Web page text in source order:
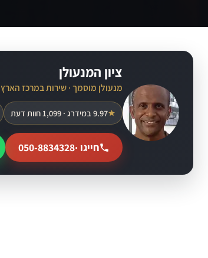
ציון המנעולן
מנעולן מוסמך · שירות במרכז הארץ
9.97 במידרג · 1,099 חוות דעת
חייגו ·050-8834328